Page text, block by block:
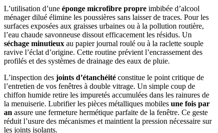
L’utilisation d’une éponge microfibre propre imbibée d’alcool
ménager dilué élimine les poussières sans laisser de traces. Pour les
surfaces exposées aux graisses urbaines ou à la pollution routière,
l’eau chaude savonneuse dissout efficacement les résidus. Un
séchage minutieux au papier journal roulé ou à la raclette souple
ravive l’éclat d’origine. Cette routine prévient l’encrassement des
profilés et des systèmes de drainage des eaux de pluie.
L’inspection des joints d’étanchéité constitue le point critique de
l’entretien de vos fenêtres à double vitrage. Un simple coup de
chiffon humide retire les impuretés accumulées dans les rainures de
la menuiserie. Lubrifier les pièces métalliques mobiles une fois par
an assure une fermeture hermétique parfaite de la fenêtre. Ce geste
réduit l’usure des mécanismes et maintient la pression nécessaire sur
les joints isolants.